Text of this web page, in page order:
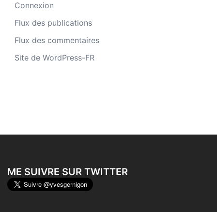
Connexion
Flux des publications
Flux des commentaires
Site de WordPress-FR
ME SUIVRE SUR TWITTER